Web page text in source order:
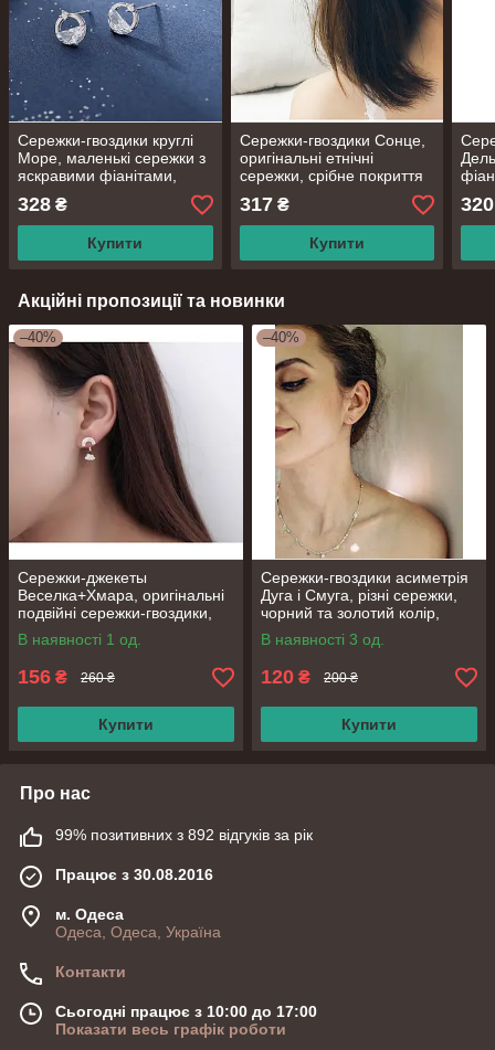
Сережки-гвоздики круглі
Море, маленькі сережки з
яскравими фіанітами,
срібне покриття 925
проби, 5*7 мм
328 ₴
Купити
Сережки-гвоздики Сонце,
оригінальні етнічні
сережки, срібне покриття
925 проби, 15*15 мм
317₴
Купити
925
320
Акційні пропозиції та новинки
–40%
Сережки-джекеты
Веселка+Хмара, оригінальні
подвійні сережки-гвоздики,
срібне покриття 925 проби,
20*10 мм
В наявності 1 од.
156 ₴ 260 ₴
Купити
–40%
Сережки-гвоздики асиметрія
Дуга і Смуга, різні сережки,
чорний та золотий колір,
срібне покриття 925 проби
В наявності 3 од.
120 ₴ 200 ₴
Купити
Про нас
99% позитивних з 892 відгуків за рік
Працює з 30.08.2016
м. Одеса
Одеса, Одеса, Україна
Контакти
Сьогодні працює з 10:00 до 17:00
Показати весь графік роботи